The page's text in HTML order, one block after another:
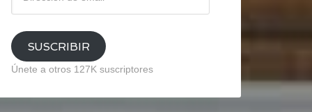
email
SUSCRIBIR
Únete a otros 127K suscriptores